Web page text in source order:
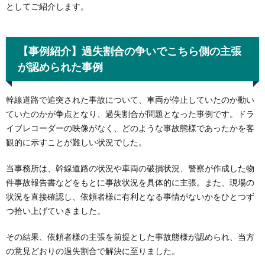
としてご紹介します。
【事例紹介】過失割合の争いでこちら側の主張
が認められた事例
幹線道路で追突された事故について、車両が停止していたのか動い
ていたのかが争点となり、過失割合が問題となった事例です。ドラ
イブレコーダーの映像がなく、どのような事故態様であったかを客
観的に示すことが難しい状況でした。
当事務所は、幹線道路の状況や車両の破損状況、警察が作成した物
件事故報告書などをもとに事故状況を具体的に主張。また、現場の
状況を直接確認し、依頼者様に有利となる事情がないかをひとつず
つ拾い上げていきました。
その結果、依頼者様の主張を前提とした事故態様が認められ、当方
の意見どおりの過失割合で解決に至りました。